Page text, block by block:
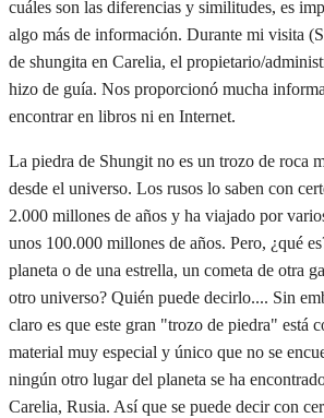
cuáles son las diferencias y similitudes, es
algo más de información. Durante mi visita
de shungita en Carelia, el propietario/
hizo de guía. Nos proporcionó mucha
encontrar en libros ni en Internet.
La piedra de Shungit no es un trozo de roca
desde el universo. Los rusos lo saben con
2.000 millones de años y ha viajado por
unos 100.000 millones de años. Pero, ¿qué
planeta o de una estrella, un cometa de otra
otro universo? Quién puede decirlo.... Sin
claro es que este gran "trozo de piedra" está
material muy especial y único que no se
ningún otro lugar del planeta se ha
Carelia, Rusia. Así que se puede decir con